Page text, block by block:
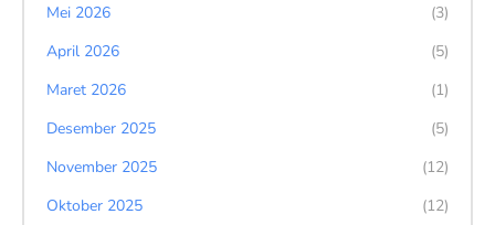
Mei 2026
(3)
April 2026
(5)
Maret 2026
(1)
Desember 2025
(5)
November 2025
(12)
Oktober 2025
(12)